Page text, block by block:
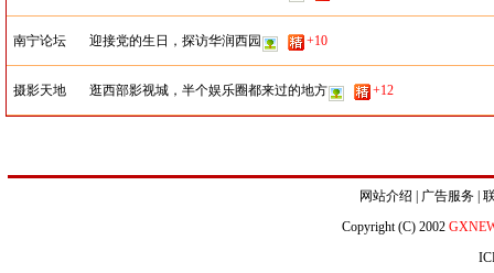
南宁论坛 迎接党的生日，探访华润西园 +10
摄影天地 逛西部影视城，半个娱乐圈都来过的地方 +12
网站介绍 广告服务
Copyright (C) 2002